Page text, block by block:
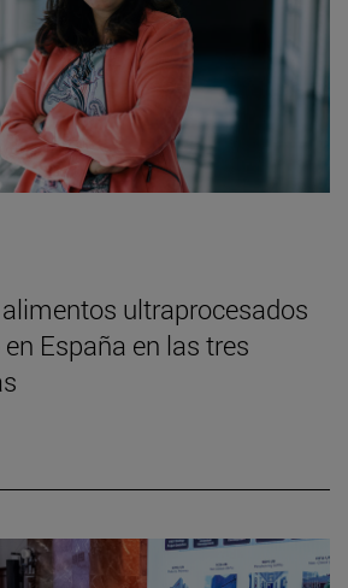
ultraprocesados
España en las tres